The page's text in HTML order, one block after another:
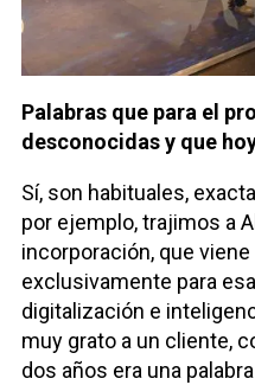
Palabras que para el
desconocidas y que
Sí, son habituales,
por ejemplo, trajimos a
incorporación, que
exclusivamente para
digitalización e
muy grato a un cliente,
dos años era una